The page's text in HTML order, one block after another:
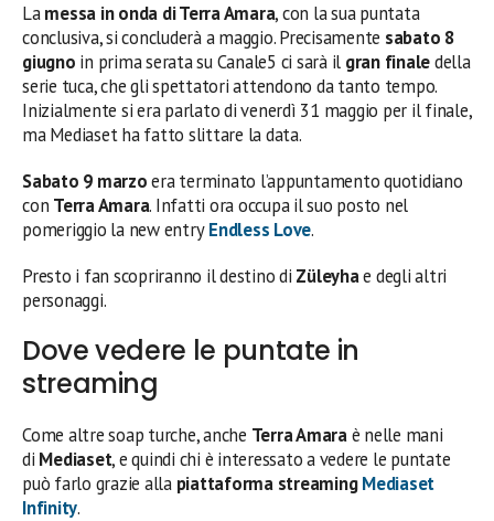
Lamessa in onda di Terra Amara, con la sua puntata
conclusiva, si concluderà a maggio. Precisamente sabato 8
giugno in prima serata su Canale5 ci sarà il gran finaledella
serie tuca, che gli spettatori attendono da tanto tempo.
Inizialmente si era parlato di venerdì 31 maggio per il finale,
ma Mediaset ha fatto slittare la data.
Sabato 9 marzoera terminato l’appuntamento quotidiano
con Terra Amara. Infatti ora occupa il suo posto nel
pomeriggio la new entry Endless Love.
Presto i fan scopriranno il destino di Züleyhae degli altri
personaggi.
Dove vedere le puntate in
streaming
Come altre soap turche, anche Terra Amaraè nelle mani
di Mediaset, e quindi chi è interessato a vedere le puntate
può farlo grazie alla piattaforma streamingMediaset
Infinity.